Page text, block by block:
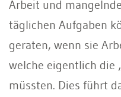
Arbeit und
täglichen Aufgaben
geraten, wenn sie
welche eigentlich die
müssten. Dies führt